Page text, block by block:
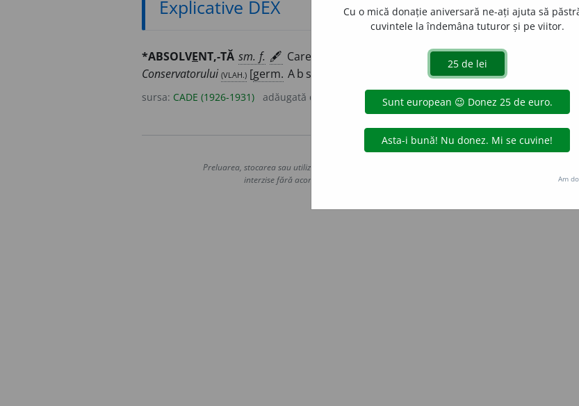
Explicative DEX
*ABSOLVENT,-TĂ sm. f. 🖋 Care a terminat toate clasele, toate cursurile unei
Conservatorului(VLAH.) [germ. Absolvent
sursa: CADE (1926-1931) adăugată de acțiuni
Copyright © 2004-2026 dexonline (https://
Preluarea, stocarea sau utilizarea datelor de pe acest site, inclusiv prin orice metode de extragere
interzise fără acordul nostru prealabil scris, cu excepția seturilor de date oferite oficial
Cu o mică donație aniversară ne-ați ajuta să
cuvintele la îndemâna tuturor și pe viitor.
Am